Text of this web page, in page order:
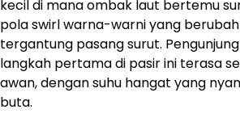
kecil di mana ombak laut bertemu
pola swirl warna-warni yang
tergantung pasang surut.
langkah pertama di pasir ini terasa
awan, dengan suhu hangat yang
buta.